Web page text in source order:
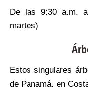
De las 9:30 a.m.
martes)
Estos singulares
de Panamá, en